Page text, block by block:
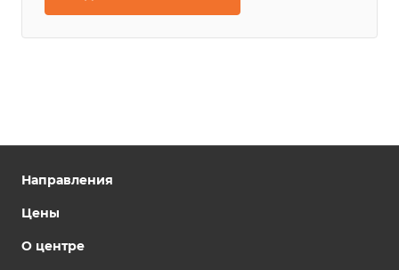
Направления
Цены
О центре